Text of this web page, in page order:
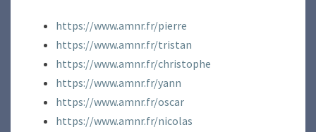
https://www.amnr.fr/pierre
https://www.amnr.fr/tristan
https://www.amnr.fr/christophe
https://www.amnr.fr/yann
https://www.amnr.fr/oscar
https://www.amnr.fr/nicolas